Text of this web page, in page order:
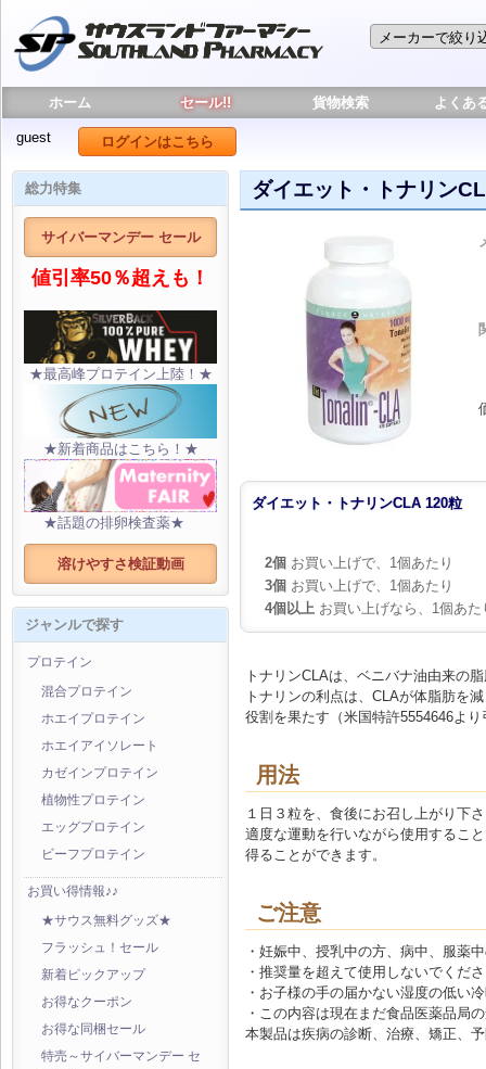
ホーム セール!! 貨物検索 よくあ
guest ログインはこちら
総力特集
サイバーマンデー セール
値引率50％超えも！
★最高峰プロテイン上陸！★
★新着商品はこちら！★
★話題の排卵検査薬★
溶けやすさ検証動画
ジャンルで探す
プロテイン
混合プロテイン
ホエイプロテイン
ホエイアイソレート
カゼインプロテイン
植物性プロテイン
エッグプロテイン
ビーフプロテイン
お買い得情報♪♪
★サウス無料グッズ★
フラッシュ！セール
新着ピックアップ
お得なクーポン
お得な同梱セール
特売～サイバーマンデー セ
ダイエット・トナリン
ダイエット・トナリンCLA 120粒
2個 お買い上げで、1個あたり
3個 お買い上げで、1個あたり
4個以上 お買い上げなら、1個あた
トナリンCLAは、ベニバナ油由来の
トナリンの利点は、CLAが体脂肪を
役割を果たす（米国特許5554646よ
用法
１日３粒を、食後にお召し上がり下
適度な運動を行いながら使用するこ
得ることができます。
ご注意
・妊娠中、授乳中の方、病中、服薬
・推奨量を超えて使用しないでくだ
・お子様の手の届かない湿度の低い
・この内容は現在まだ食品医薬品局
本製品は疾病の診断、治療、矯正、